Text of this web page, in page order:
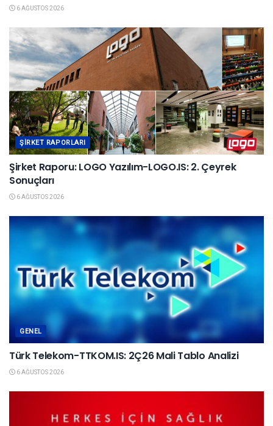
6 AĞUSTOS 2026
ŞIRKET RAPORLARI
Şirket Raporu: LOGO Yazılım-LOGO.IS: 2. Çeyrek
Sonuçları
6 AĞUSTOS 2026
GENEL
Türk Telekom-TTKOM.IS: 2Ç26 Mali Tablo Analizi
6 AĞUSTOS 2026